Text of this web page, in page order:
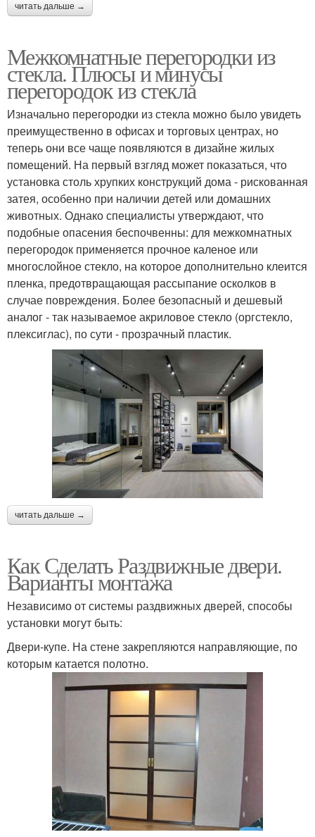
читать дальше →
Межкомнатные перегородки из
стекла. Плюсы и минусы
перегородок из стекла
Изначально перегородки из стекла можно было увидеть
преимущественно в офисах и торговых центрах, но
теперь они все чаще появляются в дизайне жилых
помещений. На первый взгляд может показаться, что
установка столь хрупких конструкций дома - рискованная
затея, особенно при наличии детей или домашних
животных. Однако специалисты утверждают, что
подобные опасения беспочвенны: для межкомнатных
перегородок применяется прочное каленое или
многослойное стекло, на которое дополнительно клеится
пленка, предотвращающая рассыпание осколков в
случае повреждения. Более безопасный и дешевый
аналог - так называемое акриловое стекло (оргстекло,
плексиглас), по сути - прозрачный пластик.
читать дальше →
Как Сделать Раздвижные двери.
Варианты монтажа
Независимо от системы раздвижных дверей, способы
установки могут быть:
Двери-купе. На стене закрепляются направляющие, по
которым катается полотно.